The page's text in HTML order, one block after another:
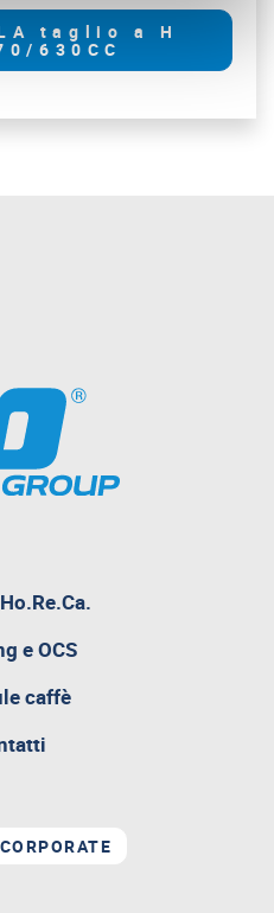
taglio a H
630CC
pagina
e OCS
caffè